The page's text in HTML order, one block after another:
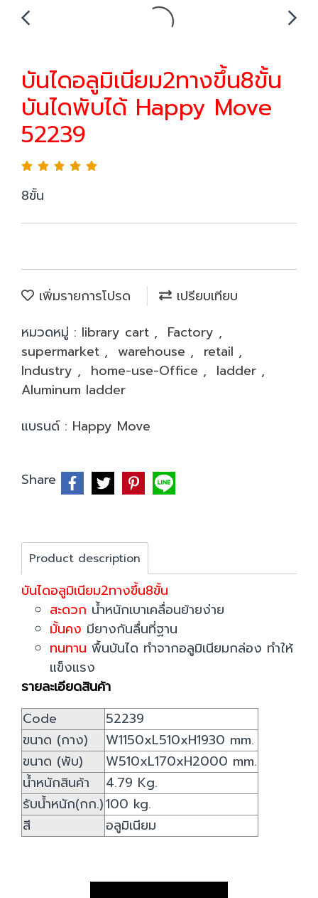
บันไดอลูมิเนียม2ทางขึ้น8ขั้น
บันไดพับได้ Happy Move
52239
8ขั้น
เพิ่มรายการโปรด
เปรียบเทียบ
หมวดหมู่ : library cart , Factory ,
supermarket , warehouse , retail ,
Industry , home-use-Office , ladder ,
Aluminum ladder
แบรนด์ : Happy Move
Share
Product description
บันไดอลูมิเนียม2ทางขึ้น8ขั้น
สะดวก น้ำหนักเบาเคลื่อนย้ายง่าย
มั้นคง มียางกันลื่นที่ฐาน
ทนทาน พื้นบันได ทำจากอลูมิเนียมกล่อง ทำให้
แข็งแรง
รายละเอียดสินค้า
Code
52239
ขนาด (กาง)
W1150xL510xH1930 mm.
ขนาด (พับ)
W510xL170xH2000 mm.
น้ำหนักสินค้า
4.79 Kg.
รับน้ำหนัก(กก.)100 kg.
สี
อลูมิเนียม